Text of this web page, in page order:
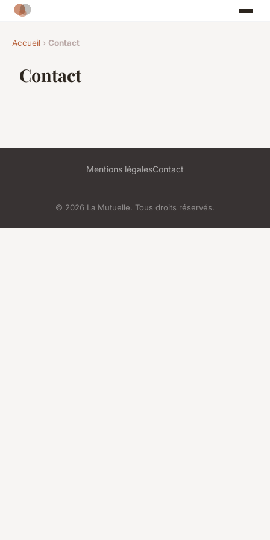
Accueil › Contact
Contact
Mentions légalesContact
© 2026 La Mutuelle. Tous droits réservés.